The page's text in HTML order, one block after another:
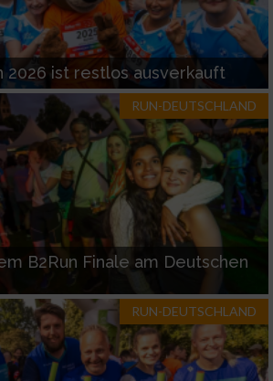
2026 ist restlos ausverkauft
RUN-DEUTSCHLAND
B2Run Finale am Deutschen
RUN-DEUTSCHLAND